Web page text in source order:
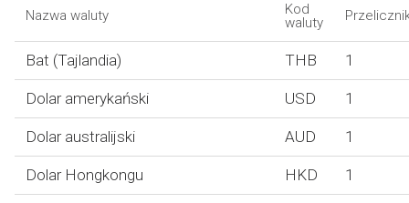
Nazwa waluty
Kod
waluty
Bat (Tajlandia) THB 1
Dolar amerykański USD 1
Dolar australijski AUD 1
Dolar Hongkongu HKD 1